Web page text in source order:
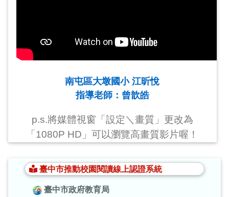
南屯區大墩國小 江昕悅
指導老師：曾歆皓
p.s.將媒體視窗「設定＼畫質」更改為
「1080P HD」可以瀏覽高畫質影片喔！
臺中市推動校園閱讀線上認證系統
臺中市政府教育局